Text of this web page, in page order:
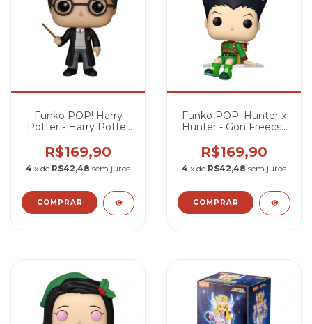
Funko POP! Harry
Potter - Harry Potter
R$169,90
4 x de R$42,48 sem juros
Funko POP! Hunter x
Hunter - Gon Freecss
R$169,90
4 x de R$42,48 sem juros